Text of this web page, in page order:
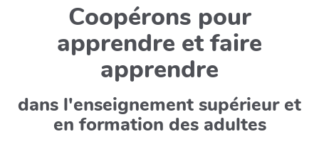
Coopérons pour
apprendre et faire
apprendre
dans l'enseignement supérieur et
en formation des adultes